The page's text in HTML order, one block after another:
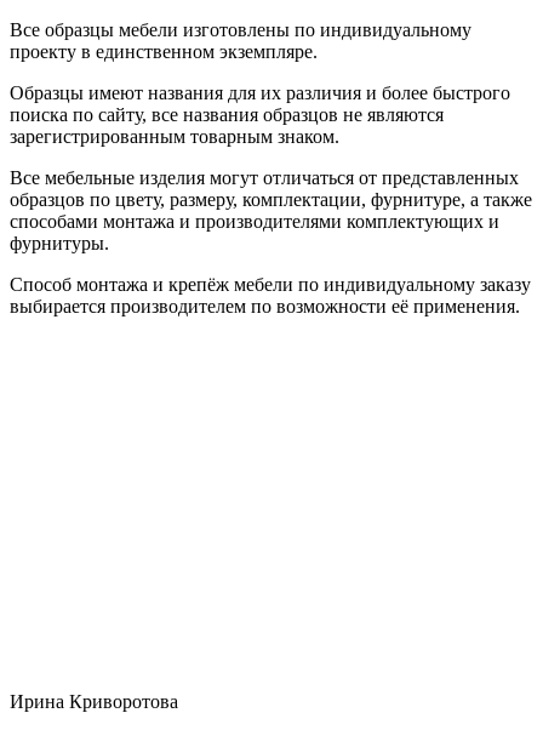
Все образцы мебели изготовлены по индивидуальному
проекту в единственном экземпляре.
Образцы имеют названия для их различия и более быстрого
поиска по сайту, все названия образцов не являются
зарегистрированным товарным знаком.
Все мебельные изделия могут отличаться от представленных
образцов по цвету, размеру, комплектации, фурнитуре, а также
способами монтажа и производителями комплектующих и
фурнитуры.
Способ монтажа и крепёж мебели по индивидуальному заказу
выбирается производителем по возможности её применения.
Ирина Криворотова